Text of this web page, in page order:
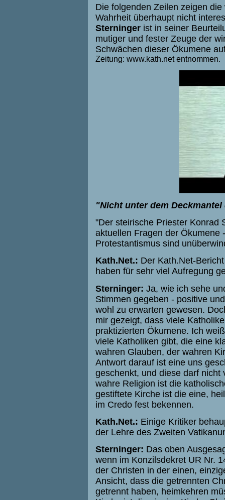
Die folgenden Zeilen zeigen
Wahrheit überhaupt nicht
Sterninger ist in seiner
mutiger und fester Zeuge der
Schwächen dieser Ökumene
Zeitung: www.kath.net entnommen.
"Nicht unter dem
"Der steirische Priester Konrad
aktuellen Fragen der Ökumene
Protestantismus sind
Kath.Net.: Der Kath.Net-
haben für sehr viel Aufregung
Sterninger: Ja, wie ich sehe
Stimmen gegeben - positive
wohl zu erwarten gewesen.
mir gezeigt, dass viele
praktizierten Ökumene. Ich
viele Katholiken gibt, die eine
wahren Glauben, der wahren
Antwort darauf ist eine uns
geschenkt, und diese darf
wahre Religion ist die
gestiftete Kirche ist die eine,
im Credo fest bekennen.
Kath.Net.: Einige Kritiker
der Lehre des Zweiten
Sterninger: Das oben
wenn im Konzilsdekret UR Nr.
der Christen in der einen,
Ansicht, dass die getrennten
getrennt haben, heimkehren